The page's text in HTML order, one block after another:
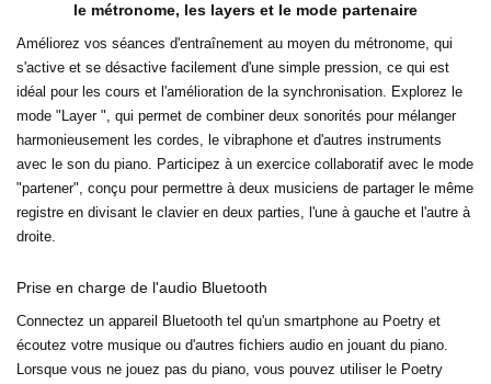
le métronome, les layers et le mode partenaire
Améliorez vos séances d'entraînement au moyen du métronome, qui
s'active et se désactive facilement d'une simple pression, ce qui est
idéal pour les cours et l'amélioration de la synchronisation. Explorez le
mode "Layer ", qui permet de combiner deux sonorités pour mélanger
harmonieusement les cordes, le vibraphone et d'autres instruments
avec le son du piano. Participez à un exercice collaboratif avec le mode
"partener", conçu pour permettre à deux musiciens de partager le même
registre en divisant le clavier en deux parties, l'une à gauche et l'autre à
droite.
Prise en charge de l'audio Bluetooth
Connectez un appareil Bluetooth tel qu'un smartphone au Poetry et
écoutez votre musique ou d'autres fichiers audio en jouant du piano.
Lorsque vous ne jouez pas du piano, vous pouvez utiliser le Poetry